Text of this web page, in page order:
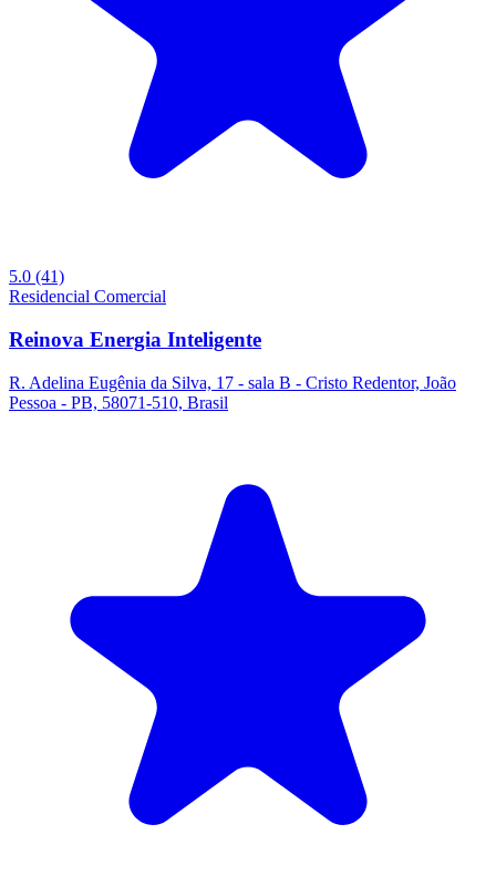
5.0 (41)
Residencial Comercial
Reinova Energia Inteligente
R. Adelina Eugênia da Silva, 17 - sala B - Cristo Redentor, João
Pessoa - PB, 58071-510, Brasil